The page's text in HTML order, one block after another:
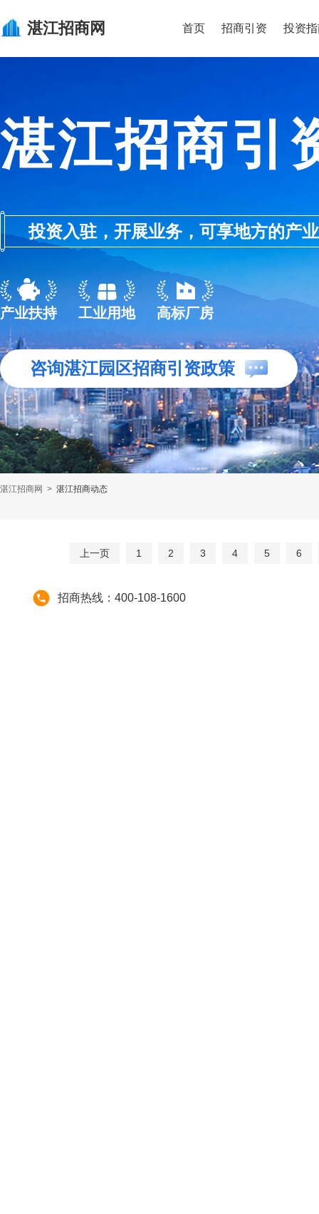
湛江招商网 首页 招商引资 投资
湛江招商引
投资入驻，开展业务，可享地方的产
产业扶持 工业用地 高标厂房
咨询湛江园区招商引资政策
湛江招商网 > 湛江招商动态
上一页 1 2 3 4 5 6
招商热线：400-108-1600